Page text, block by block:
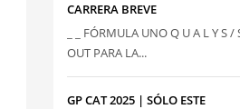
CARRERA BREVE
_ _ FÓRMULA UNO Q U A L Y S
OUT PARA LA...
GP CAT 2025 | SÓLO ESTE